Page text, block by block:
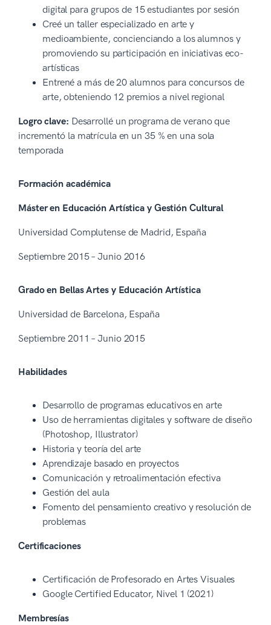
digital para grupos de 15 estudiantes por sesión
Creé un taller especializado en arte y
medioambiente, concienciando a los alumnos y
promoviendo su participación en iniciativas eco-
artísticas
Entrené a más de 20 alumnos para concursos de
arte, obteniendo 12 premios a nivel regional
Logro clave: Desarrollé un programa de verano que
incrementó la matrícula en un 35 % en una sola
temporada
Formación académica
Máster en Educación Artística y Gestión Cultural
Universidad Complutense de Madrid, España
Septiembre 2015 – Junio 2016
Grado en Bellas Artes y Educación Artística
Universidad de Barcelona, España
Septiembre 2011 – Junio 2015
Habilidades
Desarrollo de programas educativos en arte
Uso de herramientas digitales y software de diseño
(Photoshop, Illustrator)
Historia y teoría del arte
Aprendizaje basado en proyectos
Comunicación y retroalimentación efectiva
Gestión del aula
Fomento del pensamiento creativo y resolución de
problemas
Certificaciones
Certificación de Profesorado en Artes Visuales
Google Certified Educator, Nivel 1 (2021)
Membresías